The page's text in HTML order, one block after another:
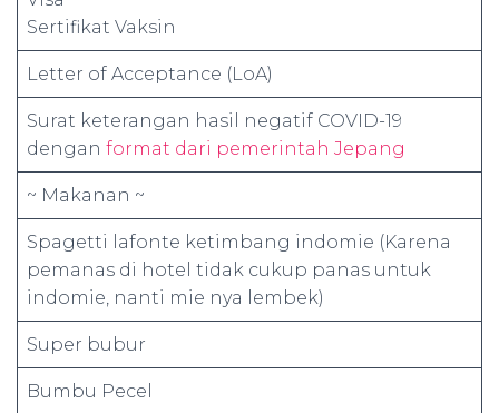
Sertifikat Vaksin
Letter of Acceptance (LoA)
Surat keterangan hasil negatif COVID-19
dengan format dari pemerintah Jepang
~ Makanan ~
Spagetti lafonte ketimbang indomie (Karena
pemanas di hotel tidak cukup panas untuk
indomie, nanti mie nya lembek)
Super bubur
Bumbu Pecel